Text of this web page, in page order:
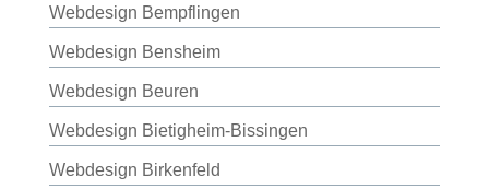
Webdesign Bempflingen
Webdesign Bensheim
Webdesign Beuren
Webdesign Bietigheim-Bissingen
Webdesign Birkenfeld